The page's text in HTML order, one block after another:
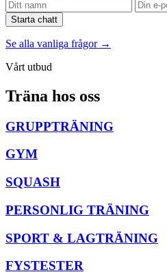
Starta chatt
Se alla vanliga frågor →
Vårt utbud
Träna hos oss
GRUPPTRÄNING
GYM
SQUASH
PERSONLIG TRÄNING
SPORT & LAGTRÄNING
FYSTESTER